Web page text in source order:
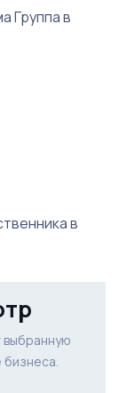
Группа в
в
выбранную
бизнеса.